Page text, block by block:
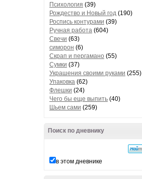
Психология (39)
Рождество и Новый год (190)
Роспись контурами (39)
Ручная работа (604)
Свечи (63)
симорон (6)
Скрап и пергамано (55)
Сумки (37)
Украшения своими руками (255)
Упаковка (62)
Флешки (24)
Чего бы еще выпить (40)
Шьем сами (259)
Поиск по дневнику
в этом дневнике